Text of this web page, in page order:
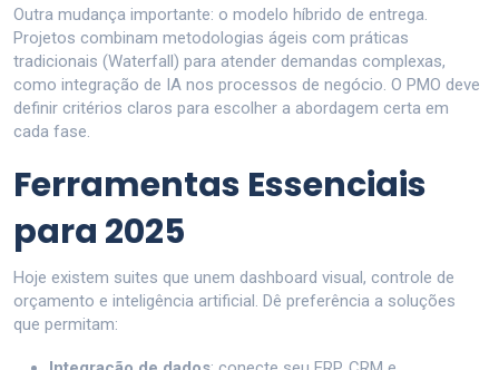
Outra mudança importante: o modelo híbrido de entrega.
Projetos combinam metodologias ágeis com práticas
tradicionais (Waterfall) para atender demandas complexas,
como integração de IA nos processos de negócio. O PMO deve
definir critérios claros para escolher a abordagem certa em
cada fase.
Ferramentas Essenciais
para 2025
Hoje existem suites que unem dashboard visual, controle de
orçamento e inteligência artificial. Dê preferência a soluções
que permitam: